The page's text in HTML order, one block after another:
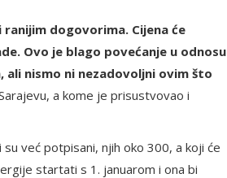
dogovorima. Cijena će
Ovo je blago povećanje u odnosu
nismo ni nezadovoljni ovim što
a kome je prisustvovao i
već potpisani, njih oko 300, a koji će
startati s 1. januarom i ona bi